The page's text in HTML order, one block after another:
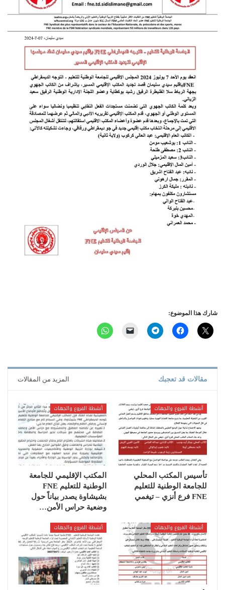
شارك هذا الموضوع:
مقالات قد تعجبك المزيد من المقالات
أنشطة الفروع والجهات
تأسيس المكتب المحلي
للجامعة الوطنية للتعليم
FNE فرع أنزي – تيغمي
أنشطة الفروع والجهات
المكتب الإقليمي للجامعة
الوطنية للتعليم FNE
بشيشاوة يصدر بياناً حول
وضعية حراس الأمن…
أنشطة الفروع والجهات أنشطة الفروع والجهات